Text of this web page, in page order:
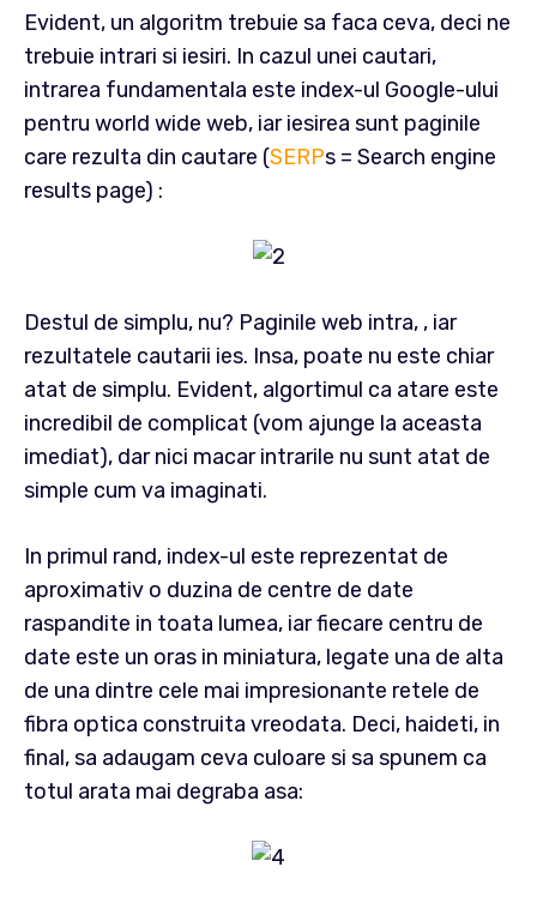
Evident, un algoritm trebuie sa faca ceva, deci ne
trebuie intrari si iesiri. In cazul unei cautari,
intrarea fundamentala este index-ul Google-ului
pentru world wide web, iar iesirea sunt paginile
care rezulta din cautare (SERPs = Search engine
results page) :
Destul de simplu, nu? Paginile web intra, , iar
rezultatele cautarii ies. Insa, poate nu este chiar
atat de simplu. Evident, algortimul ca atare este
incredibil de complicat (vom ajunge la aceasta
imediat), dar nici macar intrarile nu sunt atat de
simple cum va imaginati.
In primul rand, index-ul este reprezentat de
aproximativ o duzina de centre de date
raspandite in toata lumea, iar fiecare centru de
date este un oras in miniatura, legate una de alta
de una dintre cele mai impresionante retele de
fibra optica construita vreodata. Deci, haideti, in
final, sa adaugam ceva culoare si sa spunem ca
totul arata mai degraba asa: